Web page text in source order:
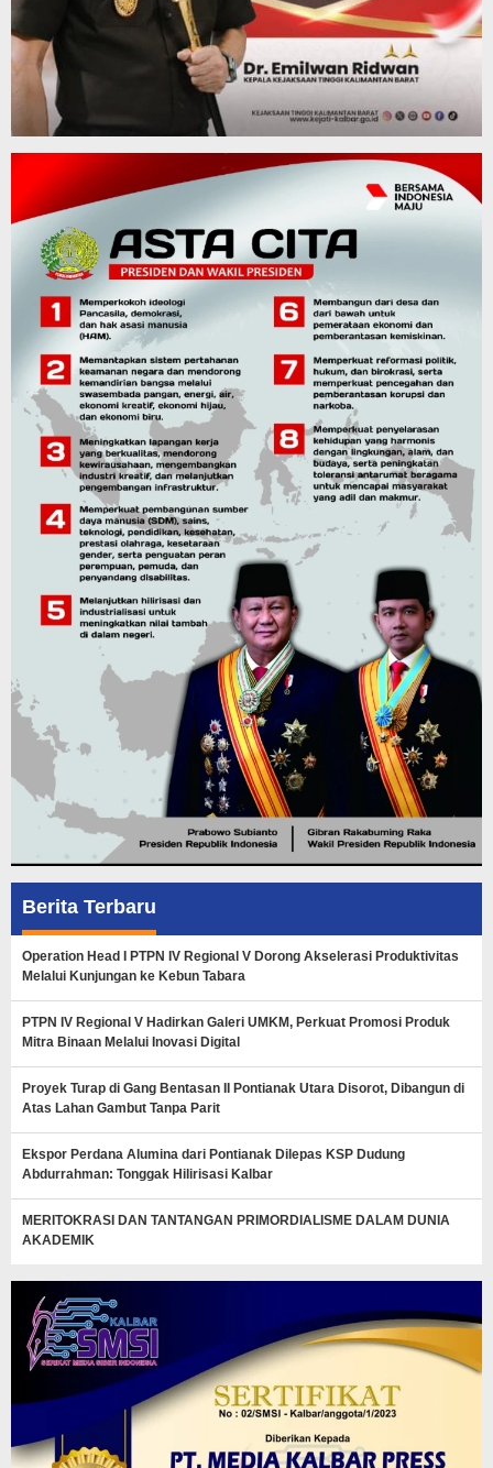
Berita Terbaru
Operation Head I PTPN IV Regional V Dorong Akselerasi Produktivitas
Melalui Kunjungan ke Kebun Tabara
PTPN IV Regional V Hadirkan Galeri UMKM, Perkuat Promosi Produk
Mitra Binaan Melalui Inovasi Digital
Proyek Turap di Gang Bentasan II Pontianak Utara Disorot, Dibangun di
Atas Lahan Gambut Tanpa Parit
Ekspor Perdana Alumina dari Pontianak Dilepas KSP Dudung
Abdurrahman: Tonggak Hilirisasi Kalbar
MERITOKRASI DAN TANTANGAN PRIMORDIALISME DALAM DUNIA
AKADEMIK